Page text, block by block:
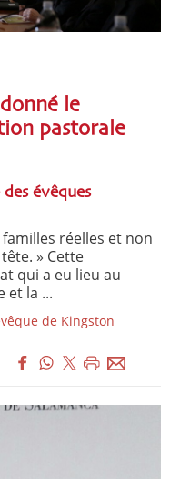
le
pastorale
évêques
réelles et non
» Cette
qui a eu lieu au
et la ...
de Kingston